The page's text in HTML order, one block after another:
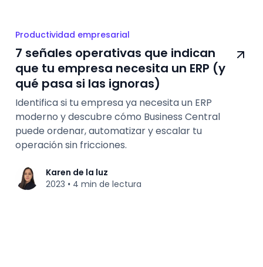
Productividad empresarial
7 señales operativas que indican
que tu empresa necesita un ERP (y
qué pasa si las ignoras)
Identifica si tu empresa ya necesita un ERP
moderno y descubre cómo Business Central
puede ordenar, automatizar y escalar tu
operación sin fricciones.
Karen de la luz
2023 • 4 min de lectura